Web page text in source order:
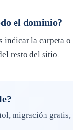
el dominio?
indicar la
resto del sitio.
migración